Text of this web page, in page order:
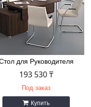
для Руководителя
193 530 ₸
Под заказ
Купить